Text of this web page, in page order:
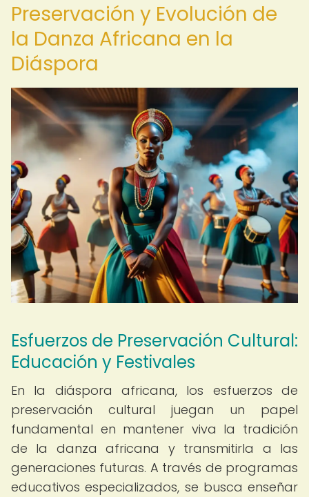
Preservación y Evolución de
la Danza Africana en la
Diáspora
Esfuerzos de Preservación Cultural:
Educación y Festivales
En la diáspora africana, los esfuerzos de
preservación cultural juegan un papel
fundamental en mantener viva la tradición
de la danza africana y transmitirla a las
generaciones futuras. A través de programas
educativos especializados, se busca enseñar